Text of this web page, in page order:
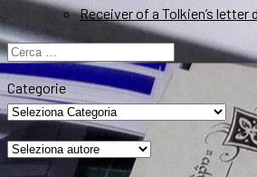
Receiver of a Tolkien’s letter
Ricerca
per:
Categorie